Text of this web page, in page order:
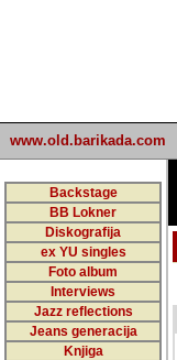
www.old.barikada.com
Backstage
BB Lokner
Diskografija
ex YU singles
Foto album
Interviews
Jazz reflections
Jeans generacija
Knjiga